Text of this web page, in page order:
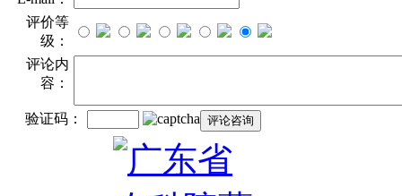
评价等
级：
评论内
容：
验证码：